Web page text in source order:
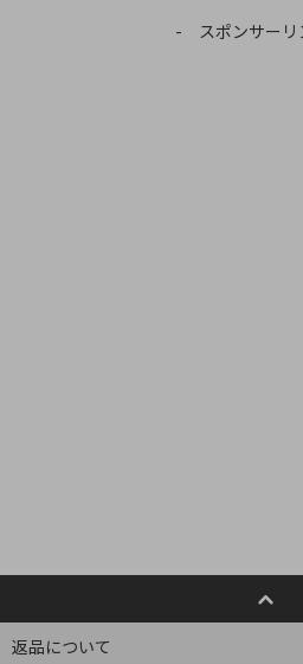
- スポンサー
返品について